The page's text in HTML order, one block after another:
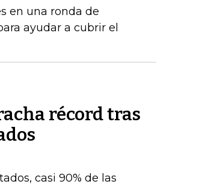
en una ronda de
ayudar a cubrir el
récord tras
casi 90% de las